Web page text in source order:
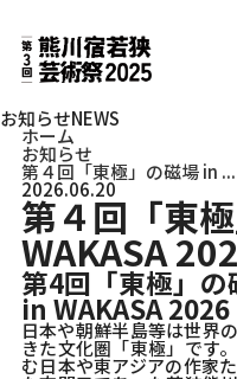
お知らせNEWS
ホーム
お知らせ
第４回「東極」の磁場 in ...
2026.06.20
第４回「東
WAKASA
第4回「東極」の
in WAKASA 2026
日本や朝鮮半島等は世界
きた文化圏「東極」です
む日本や東アジアの作家